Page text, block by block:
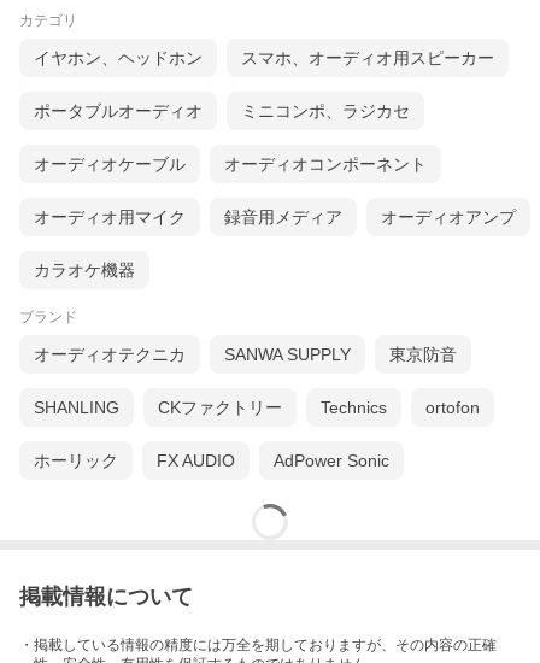
カテゴリ
イヤホン、ヘッドホン スマホ、オーディオ用スピーカー
ポータブルオーディオ ミニコンポ、ラジカセ
オーディオケーブル オーディオコンポーネント
オーディオ用マイク 録音用メディア オーディオアンプ
カラオケ機器
ブランド
オーディオテクニカ SANWA SUPPLY 東京防音
SHANLING CKファクトリー Technics ortofon
ホーリック FX AUDIO AdPower Sonic
掲載情報について
・掲載している情報の精度には万全を期しておりますが、その内容の正確